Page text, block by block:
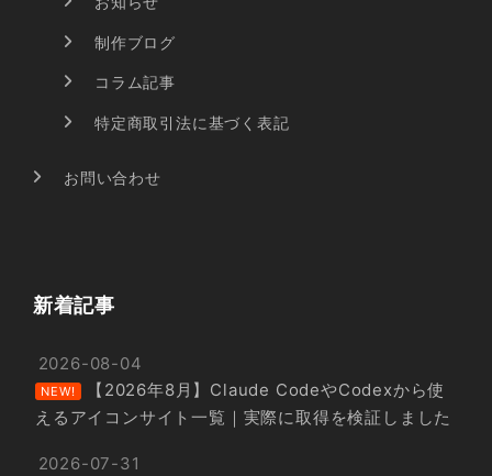
制作ブログ
コラム記事
特定商取引法に基づく表記
お問い合わせ
新着記事
2026-08-04
NEW!
【2026年8月】Claude CodeやCodexから使
えるアイコンサイト一覧｜実際に取得を検証しました
2026-07-31